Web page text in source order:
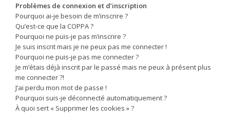
Problèmes de connexion et d’inscription
Pourquoi ai-je besoin de m’inscrire ?
Qu’est-ce que la COPPA ?
Pourquoi ne puis-je pas m’inscrire ?
Je suis inscrit mais je ne peux pas me connecter !
Pourquoi ne puis-je pas me connecter ?
Je m’étais déjà inscrit par le passé mais ne peux à présent plus
me connecter ?!
J’ai perdu mon mot de passe !
Pourquoi suis-je déconnecté automatiquement ?
À quoi sert « Supprimer les cookies » ?